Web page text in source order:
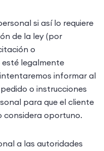
si así lo requiere
de la ley (por
o
esté legalmente
informar al
o instrucciones
para que el cliente
considera oportuno.
a las autoridades